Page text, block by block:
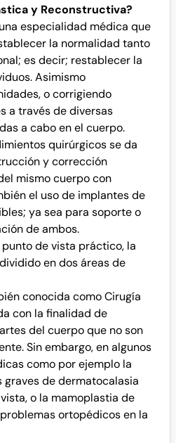
y Reconstructiva?
especialidad médica que
la normalidad tanto
es decir; restablecer la
Asimismo
o corrigiendo
a través de diversas
a cabo en el cuerpo.
quirúrgicos se da
y corrección
mismo cuerpo con
el uso de implantes de
ya sea para soporte o
de ambos.
de vista práctico, la
en dos áreas de
conocida como Cirugía
con la finalidad de
del cuerpo que no son
Sin embargo, en algunos
como por ejemplo la
de dermatocalasia
o la mamoplastia de
ortopédicos en la